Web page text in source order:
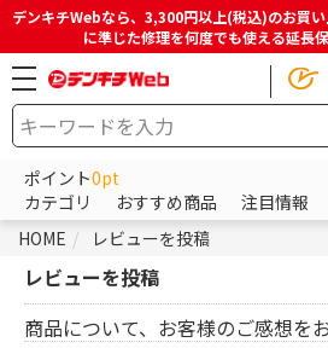
デンキチWebなら、3,300円以上(税込)のお買
に準じた修理を何度でも使える延長保
ポイント0pt
カテゴリ
おすすめ商品 注目情報
HOME
レビューを投稿
レビューを投稿
商品について、お客様のご感想を